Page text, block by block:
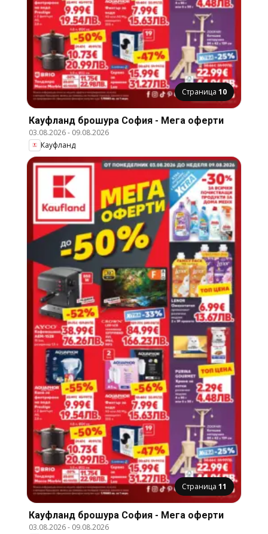
Страница 10
Кауфланд брошура София - Мега оферти
03.08.2026- 09.08.2026
Кауфланд
Страница 11
Кауфланд брошура София - Мега оферти
03.08.2026- 09.08.2026